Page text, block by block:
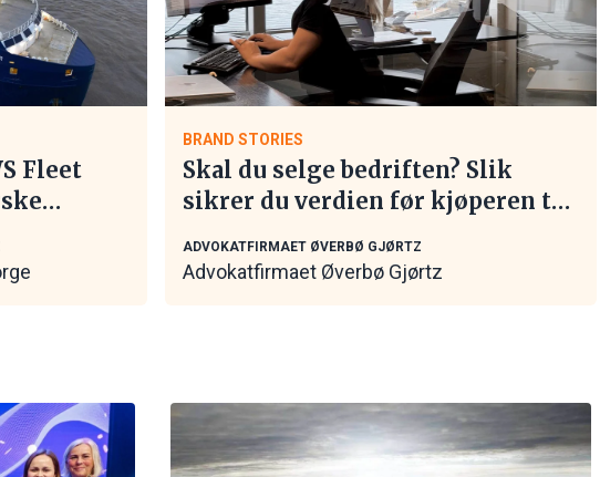
Fleet
BRAND STORIES
Skal du selge bedriften? Slik
sikrer du verdien før kjøperen tar
ADVOKATFIRMAET ØVERBØ GJØRTZ
Advokatfirmaet Øverbø Gjørtz